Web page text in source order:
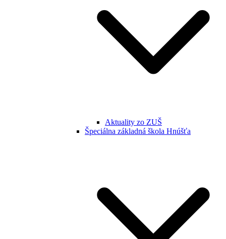
Aktuality zo ZUŠ
Špeciálna základná škola Hnúšťa